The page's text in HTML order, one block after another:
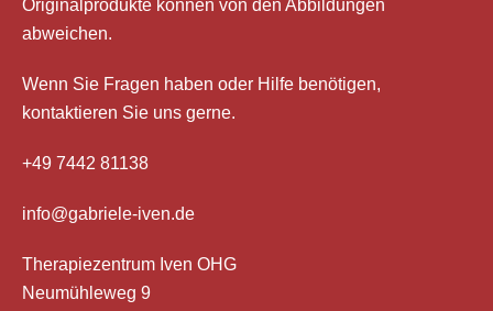
Originalprodukte können von den Abbildungen
abweichen.
Wenn Sie Fragen habenoder Hilfe benötigen,
kontaktieren Sie uns gerne.
+49 7442 81138
info@gabriele-iven.de
Therapiezentrum Iven OHG
Neumühleweg 9